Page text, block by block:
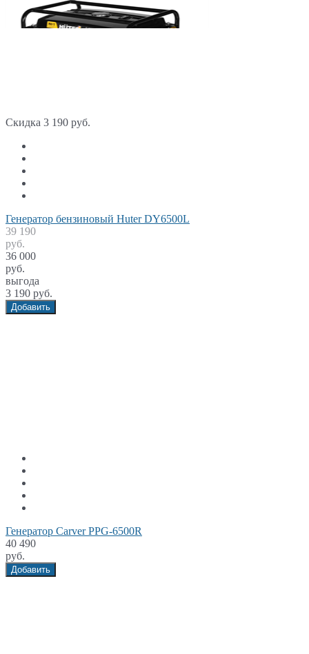
Скидка 3 190 руб.
Генератор бензиновый Huter DY6500L
39 190
руб.
36 000
руб.
выгода
3 190 руб.
Добавить
Генератор Carver PPG-6500R
40 490
руб.
Добавить